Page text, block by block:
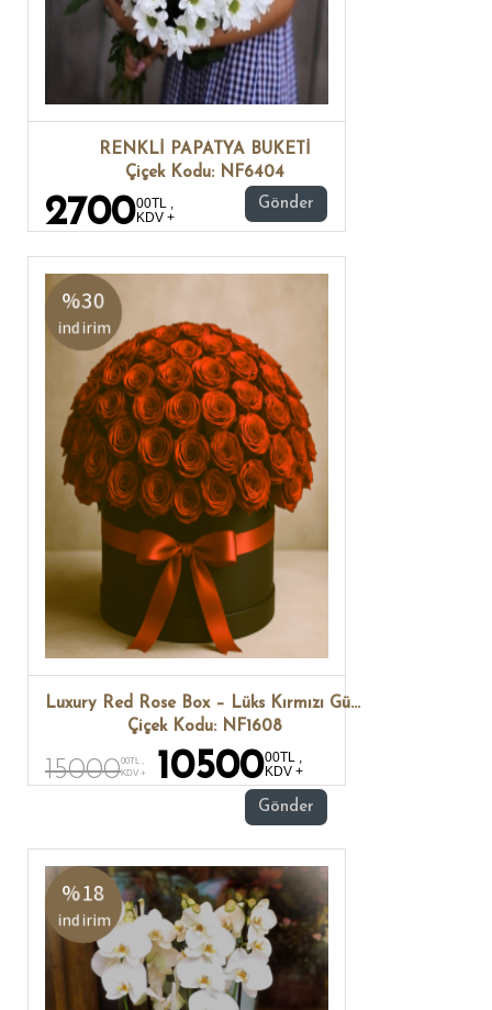
RENKLİ PAPATYA BUKETİ
Çiçek Kodu: NF6404
270000TL ,
KDV +
Gönder
%30
indirim
Luxury Red Rose Box – Lüks Kırmızı Gül Kutusu
Çiçek Kodu: NF1608
1500000TL ,
KDV +
1050000TL ,
KDV +
Gönder
%18
indirim